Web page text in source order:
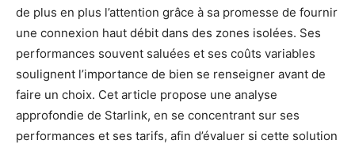
de plus en plus l’attention grâce à sa promesse de fournir
une connexion haut débit dans des zones isolées. Ses
performances souvent saluées et ses coûts variables
soulignent l’importance de bien se renseigner avant de
faire un choix. Cet article propose une analyse
approfondie de Starlink, en se concentrant sur ses
performances et ses tarifs, afin d’évaluer si cette solution